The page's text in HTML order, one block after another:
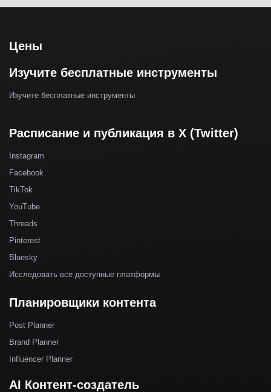
Цены
Изучите бесплатные инструменты
Изучите бесплатные инструменты
Расписание и публикация в X (Twitter)
Instagram
Facebook
TikTok
YouTube
Threads
Pinterest
Bluesky
Исследовать все доступные платформы
Планировщики контента
Post Planner
Brand Planner
Influencer Planner
AI Контент-создатель